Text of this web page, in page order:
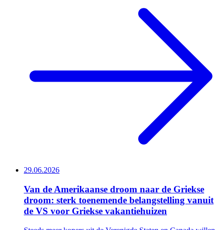
29.06.2026
Van de Amerikaanse droom naar de Griekse
droom: sterk toenemende belangstelling vanuit
de VS voor Griekse vakantiehuizen